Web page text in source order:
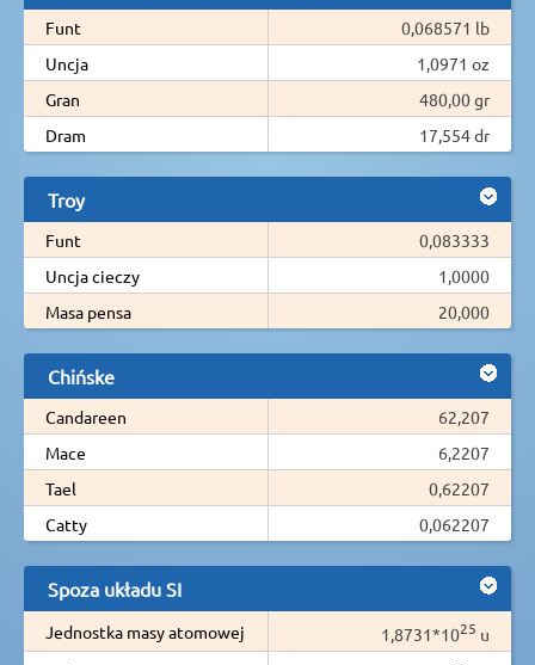
Funt
0,068571 lb
Uncja
1,0971 oz
Gran
480,00 gr
Dram
17,554 dr
Troy
Funt
0,083333
Uncja cieczy
1,0000
Masa pensa
20,000
Chińske
Candareen
62,207
Mace
6,2207
Tael
0,62207
Catty
0,062207
Spoza układu SI
Jednostka masy atomowej 1,8731*1025 u